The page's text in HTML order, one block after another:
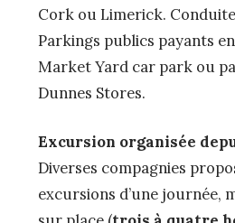
Cork ou Limerick.
Parkings publics payants
Market Yard car park ou
Dunnes Stores.
Excursion organisée
Diverses compagnies
excursions d’une journée,